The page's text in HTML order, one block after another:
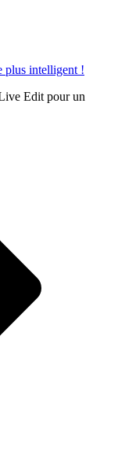
plus intelligent !
Edit pour un